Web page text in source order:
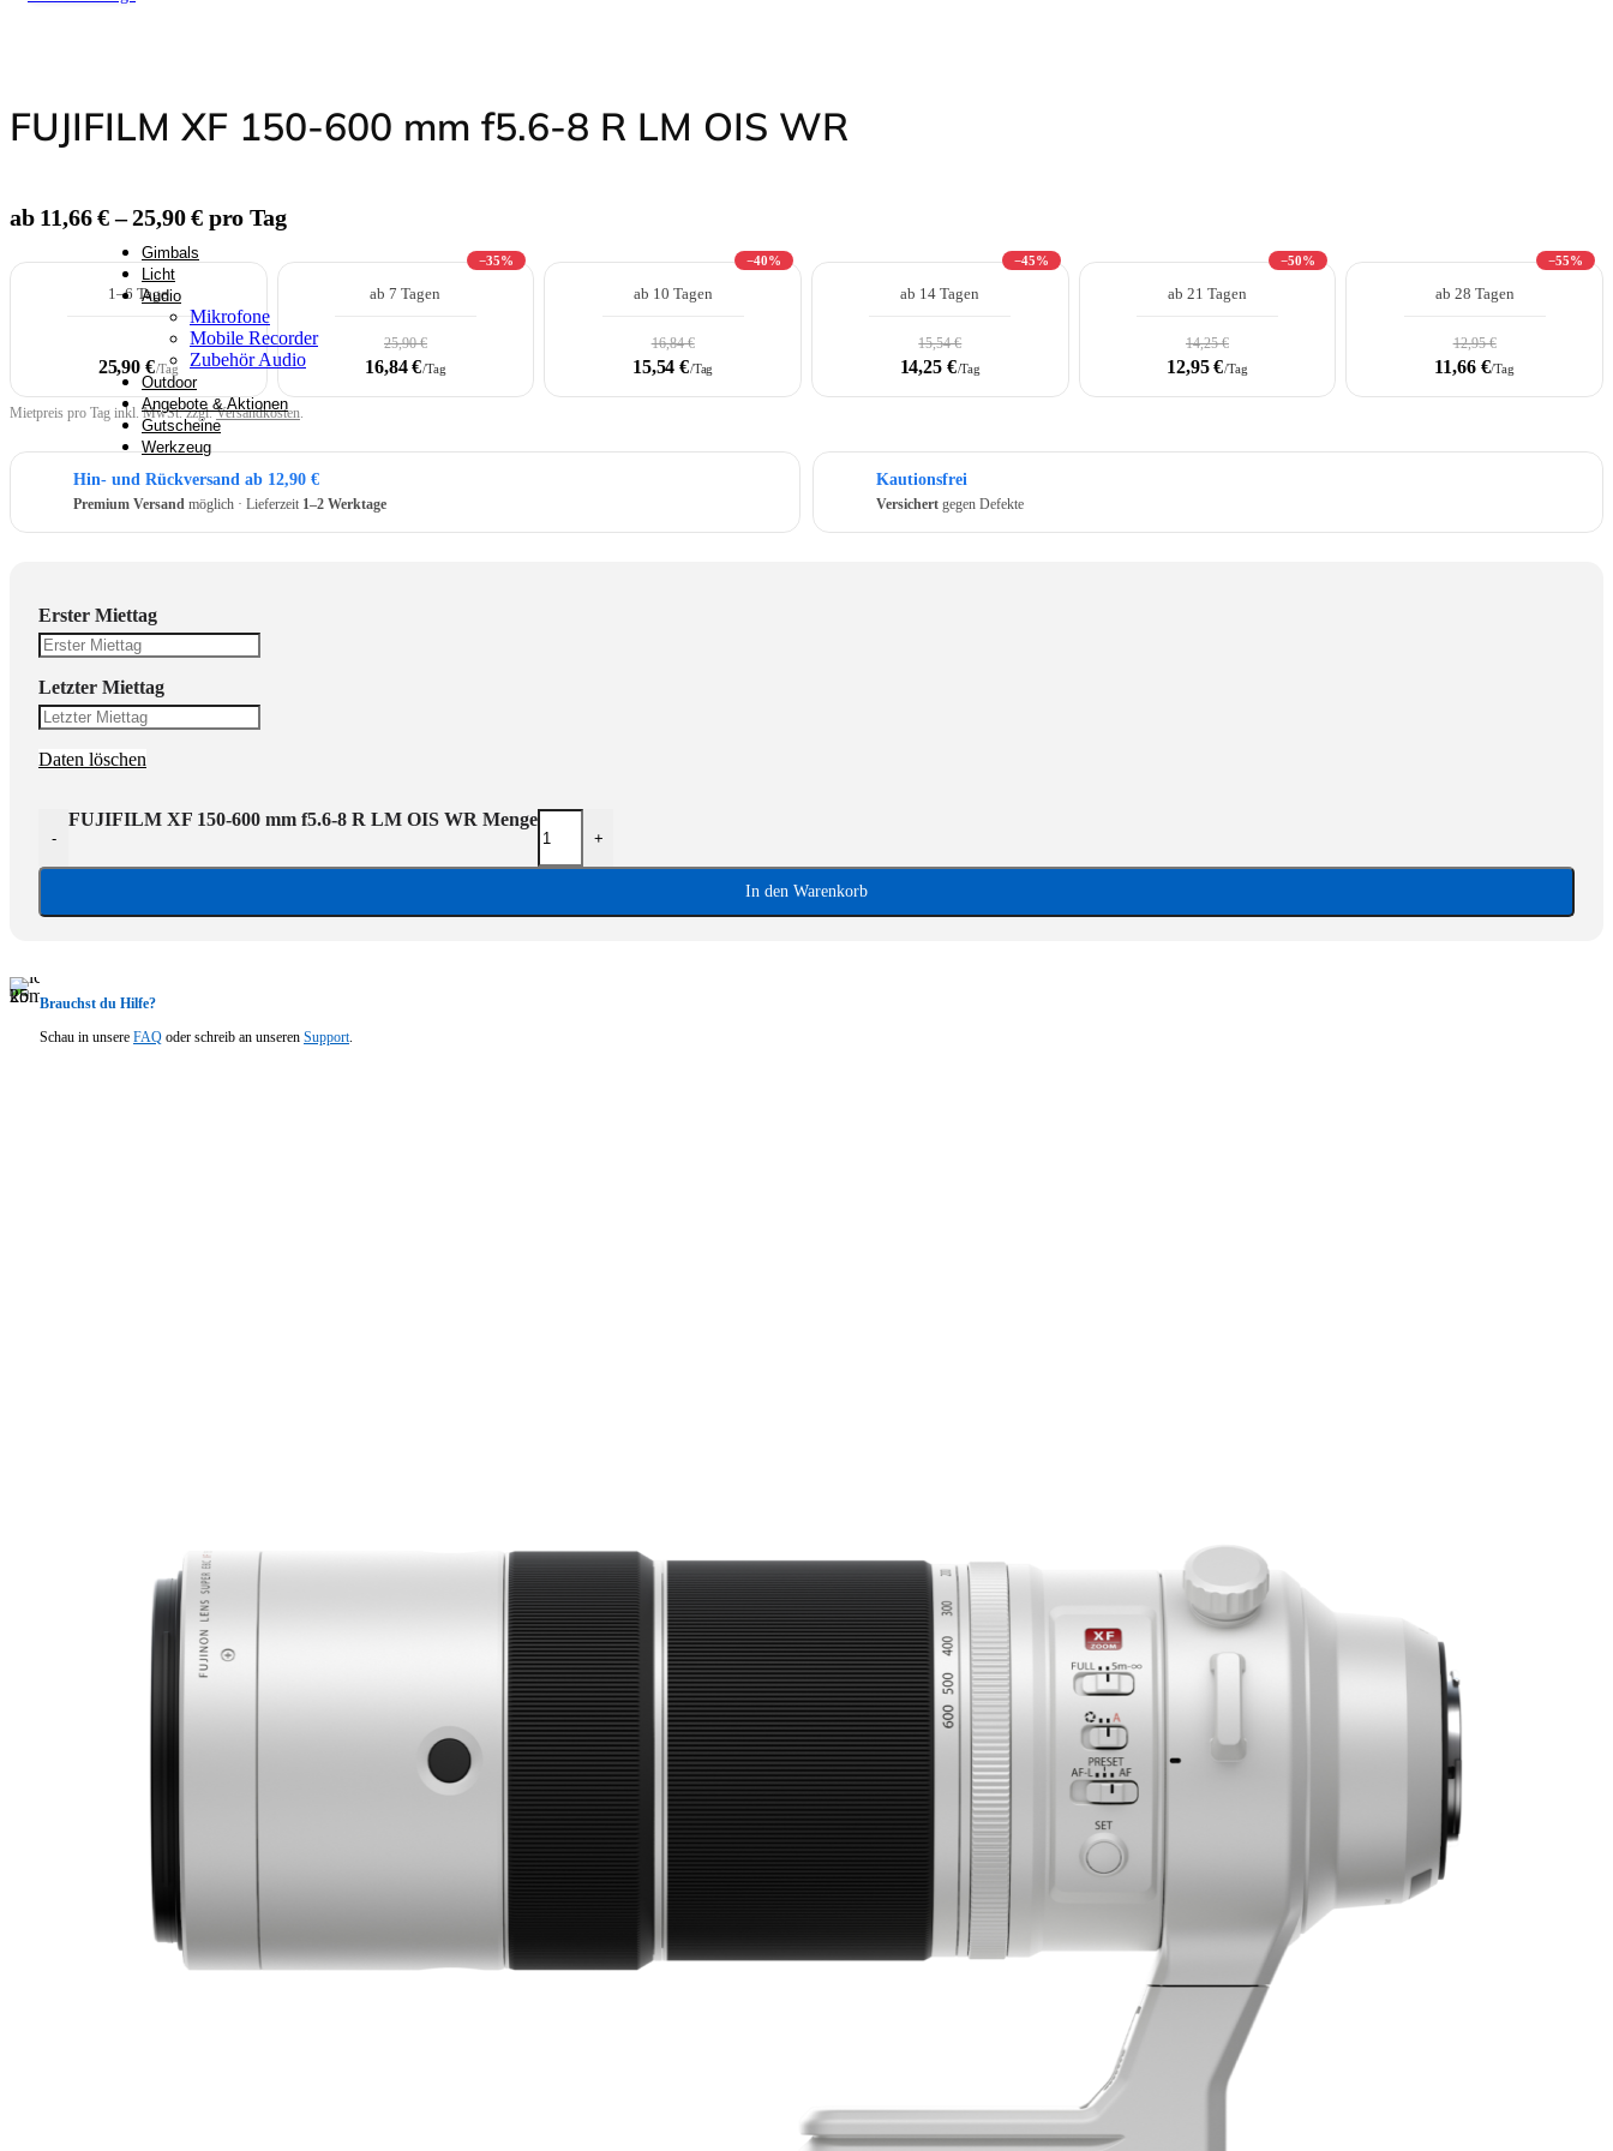
Gimbals
Licht
Audio
Mikrofone
Mobile Recorder
Zubehör Audio
Outdoor
Angebote & Aktionen
Gutscheine
Werkzeug
FUJIFILM XF 150-600 mm f5.6-8 R LM OIS WR
ab 11,66 € – 25,90 € pro Tag
1–6 Tage
25,90 €/Tag
−35%
ab 7 Tagen
25,90 €
16,84 €/Tag
−40%
ab 10 Tagen
16,84 €
15,54 €/Tag
−45%
ab 14 Tagen
15,54 €
14,25 €/Tag
−50%
ab 21 Tagen
14,25 €
12,95 €/Tag
−55%
ab 28 Tagen
12,95 €
11,66 €/Tag
Mietpreis pro Tag inkl. MwSt. zzgl.Versandkosten.
Hin- und Rückversand ab 12,90 €
Premium Versand möglich · Lieferzeit 1–2 Werktage
Kautionsfrei
Versichert gegen Defekte
Erster Miettag
Letzter Miettag
Daten löschen
-
FUJIFILM XF 150-600 mm f5.6-8 R LM OIS WR Menge
+
In den Warenkorb
Brauchst du Hilfe?
Schau in unsere FAQ oder schreib an unseren Support.